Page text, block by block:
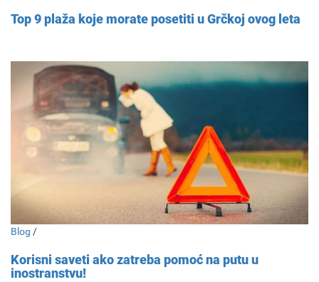
Top 9 plaža koje morate posetiti u Grčkoj ovog leta
Blog /
Korisni saveti ako zatreba pomoć na putu u
inostranstvu!